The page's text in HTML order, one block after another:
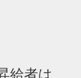
給者は